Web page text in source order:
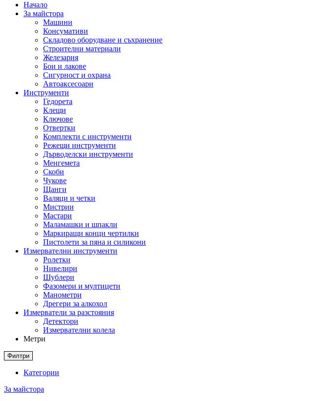
Начало
За майстора
Машини
Консумативи
Складово оборудване и съхранение
Строителни материали
Железария
Бои и лакове
Сигурност и охрана
Автоаксесоари
Инструменти
Гедорета
Клещи
Ключове
Отвертки
Комплекти с инструменти
Режещи инструменти
Дърводелски инструменти
Менгемета
Скоби
Чукове
Щанги
Валяци и четки
Мистрии
Мастари
Маламашки и шпакли
Маркиращи конци чертилки
Пистолети за пяна и силикони
Измервателни инструменти
Ролетки
Нивелири
Шублери
Фазомери и мултицети
Манометри
Дрегери за алкохол
Измерватели за разстояния
Детектори
Измервателни колела
Метри
Филтри
Категории
За майстора